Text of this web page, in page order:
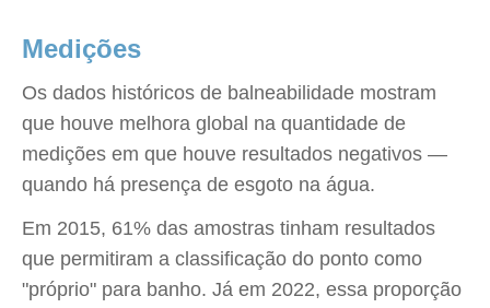
Medições
Os dados históricos de balneabilidade mostram
que houve melhora global na quantidade de
medições em que houve resultados negativos —
quando há presença de esgoto na água.
Em 2015, 61% das amostras tinham resultados
que permitiram a classificação do ponto como
"próprio" para banho. Já em 2022, essa proporção